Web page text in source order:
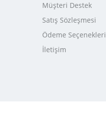
Müşteri Destek
Satış Sözleşmesi
Ödeme Seçenekleri
İletişim